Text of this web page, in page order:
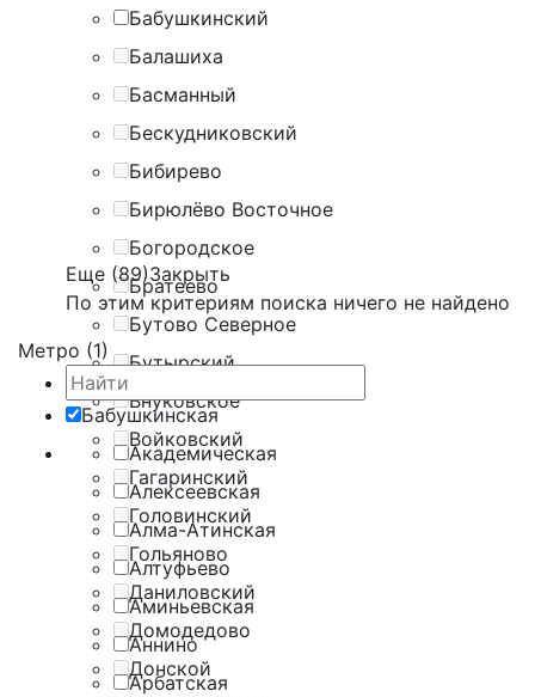
Бабушкинский
Балашиха
Басманный
Бескудниковский
Бибирево
Бирюлёво Восточное
Богородское
Братеево
Бутово Северное
Бутырский
Внуковское
Войковский
Гагаринский
Головинский
Гольяново
Даниловский
Домодедово
Донской
Еще (89)Закрыть
По этим критериям поиска ничего не найдено
Метро (1)
Бабушкинская
Академическая
Алексеевская
Алма-Атинская
Алтуфьево
Аминьевская
Аннино
Арбатская